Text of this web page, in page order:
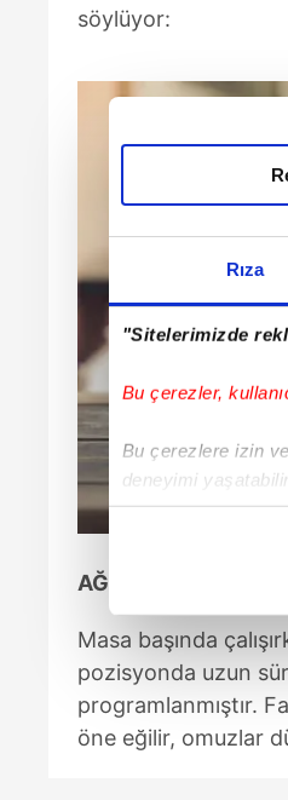
Rıza
"Sitelerimizde
Bu çerezler,
Bu çerezlere izin
deneyimi
içerikleri
Sizlere daha iyi bir
çerezler
amacıyla
reklam/pazarlama
söylüyor:
AĞRI BİR ANDA
Masa başında
pozisyonda uzun
programlanmıştır.
öne eğilir, omuzlar